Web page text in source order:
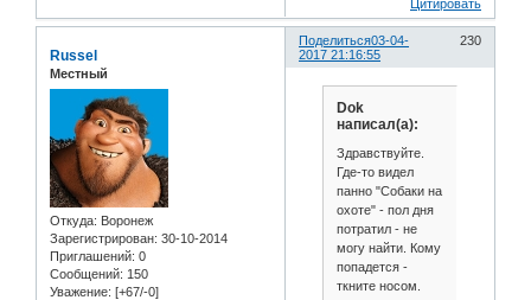
Цитировать
Поделиться 230
03-04-
2017 21:16:55
Russel
Местный
Откуда: Воронеж
Зарегистрирован: 30-10-2014
Приглашений: 0
Сообщений: 150
Уважение: [+67/-0]
Dok
написал(а):
Здравствуйте.
Где-то видел
панно "Собаки на
охоте" - пол дня
потратил - не
могу найти. Кому
попадется -
ткните носом.